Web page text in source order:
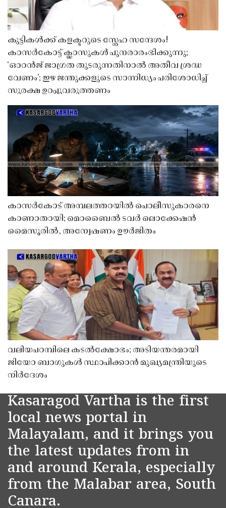
കുട്ടികൾക്ക് കളക്ടറുടെ സ്നേഹ സന്ദേശം!
കാസർകോട്ട് ക്ലാസുകൾ പുനരാരംഭിക്കുന്നു;
‘ഓറൻജ് ജാഗ്രത തുടരുന്നതിനാൽ അതീവ ശ്രദ്ധ
വേണം’; ഇഴ ജന്തുക്കളുടെ സാന്നിധ്യം പരിശോധിച്ച്
സുരക്ഷ ഉറപ്പുവരുത്തണം
കാസർകോട് അമ്പലത്തറയിൽ പൊലീസുകാരനെ
കാണാതായി; മൊബൈൽ ടവർ ലൊക്കേഷൻ
മൈസൂരിൽ, അന്വേഷണം ഊർജിതം
വലിയപറമ്പിലെ കടൽക്ഷോഭം; അടിയന്തരമായി
ജിയോ ബാഗുകൾ സ്ഥാപിക്കാൻ മുഖ്യമന്ത്രിയുടെ
നിർദേശം
Kasaragod Vartha is the first
local news portal in
Malayalam, and it brings you
the latest updates from in
and around Kerala, especially
from the Malabar area, South
Canara.